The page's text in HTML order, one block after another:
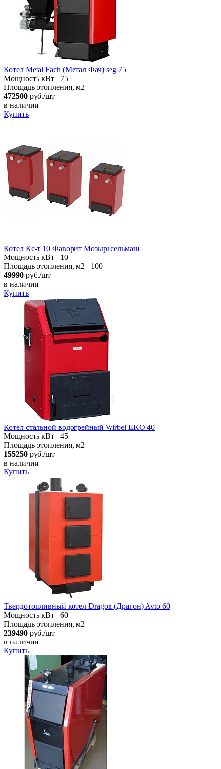
Котел Metal Fach (Метал Фач) seg 75
Мощность кВт
75
Площадь отопления, м2
472500 руб./шт
в наличии
Купить
Котел Кc-т 10 Фаворит Мозырьсельмаш
Мощность кВт
10
Площадь отопления, м2
100
49990 руб./шт
в наличии
Купить
Котел стальной водогрейный Wirbel EKO 40
Мощность кВт
45
Площадь отопления, м2
155250 руб./шт
в наличии
Купить
Твердотопливный котел Dragon (Драгон) Avto 60
Мощность кВт
60
Площадь отопления, м2
239490 руб./шт
в наличии
Купить